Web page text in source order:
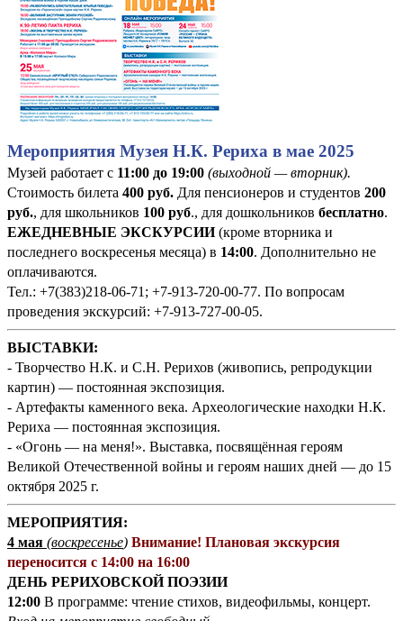
Мероприятия Музея Н.К. Рериха в мае 2025
Музей работает с 11:00 до 19:00 (выходной — вторник).
Стоимость билета 400 руб. Для пенсионеров и студентов 200
руб., для школьников 100 руб., для дошкольников бесплатно.
ЕЖЕДНЕВНЫЕ ЭКСКУРСИИ(кроме вторника и
последнего воскресенья месяца) в 14:00. Дополнительно не
оплачиваются.
Тел.: +7(383)218-06-71; +7-913-720-00-77. По вопросам
проведения экскурсий: +7-913-727-00-05.
ВЫСТАВКИ:
- Творчество Н.К. и С.Н. Рерихов (живопись, репродукции
картин) — постоянная экспозиция.
- Артефакты каменного века. Археологические находки Н.К.
Рериха — постоянная экспозиция.
- «Огонь — на меня!». Выставка, посвящённая героям
Великой Отечественной войны и героям наших дней — до 15
октября 2025 г.
МЕРОПРИЯТИЯ:
4 мая (воскресенье) Внимание! Плановая экскурсия
переносится с 14:00 на 16:00
ДЕНЬ РЕРИХОВСКОЙ ПОЭЗИИ
12:00 В программе: чтение стихов, видеофильмы, концерт.